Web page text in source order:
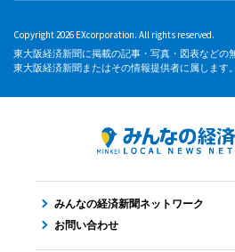
Copyright 2026 EXcorporation. All rights reserved.
東大阪経済新聞に掲載の記事・写真・図表などの
東大阪経済新聞またはその情報提供者に属します。
みんなの経済新聞ネットワーク
お問い合わせ